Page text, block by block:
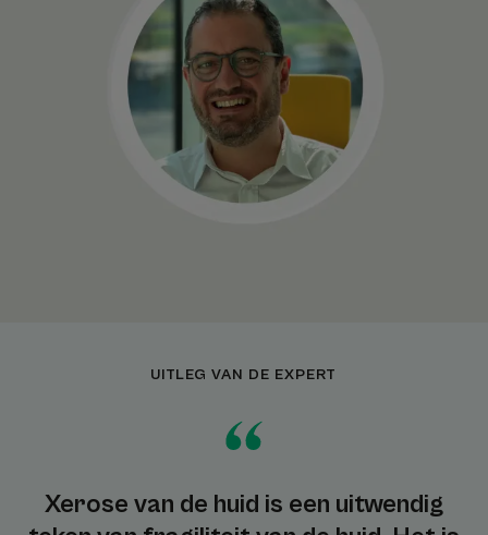
UITLEG VAN DE EXPERT
Xerose van de huid is een uitwendig